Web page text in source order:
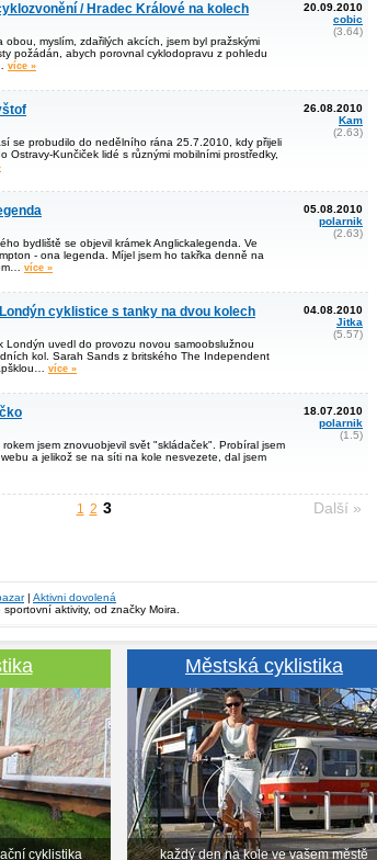
/ Hradec Králové na kolech
obou, myslím, zdařilých akcích, jsem byl pražskými
požádán, abych porovnal cyklodopravu z pohledu
více »
20.09.2010
cobic
(3.64)
se probudilo do nedělního rána 25.7.2010, kdy přijeli
Ostravy-Kunčiček lidé s různými mobilními prostředky,
26.08.2010
Kam
(2.63)
bydliště se objevil krámek Anglickalegenda. Ve
- ona legenda. Míjel jsem ho takřka denně na
více »
05.08.2010
polarnik
(2.63)
cyklistice s tanky na dvou kolech
Londýn uvedl do provozu novou samoobslužnou
kol. Sarah Sands z britského The Independent
více »
04.08.2010
Jitka
(5.57)
rokem jsem znovuobjevil svět "skládaček". Probíral jsem
a jelikož se na síti na kole nesvezete, dal jsem
18.07.2010
polarnik
(1.5)
1 2 3 Další »
| Aktivni dovolená
sportovní aktivity, od značky Moira.
cyklistika
Městská cyklistika
každý den na kole ve vašem městě